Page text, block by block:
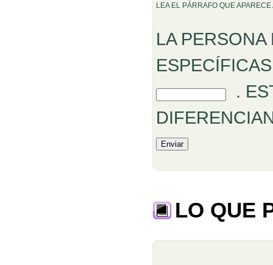
LEA EL PÁRRAFO QUE
LA
.
LO QUE